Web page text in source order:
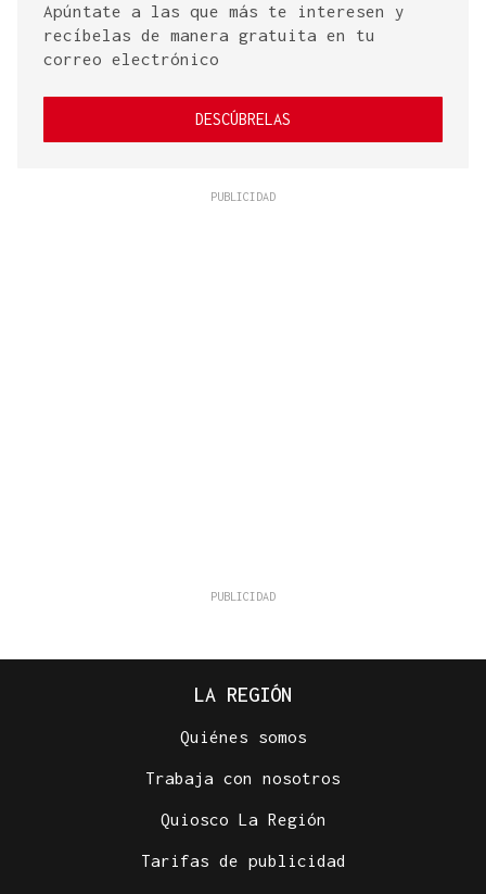
Apúntate a las que más te interesen y
recíbelas de manera gratuita en tu
correo electrónico
DESCÚBRELAS
LA REGIÓN
Quiénes somos
Trabaja con nosotros
Quiosco La Región
Tarifas de publicidad